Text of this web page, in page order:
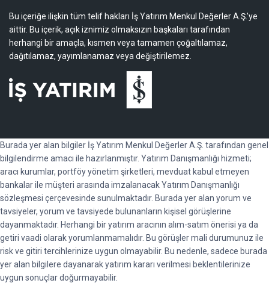
Bu içeriğe ilişkin tüm telif hakları İş Yatırım Menkul Değerler A.Ş.’ye
aittir. Bu içerik, açık iznimiz olmaksızın başkaları tarafından
herhangi bir amaçla, kısmen veya tamamen çoğaltılamaz,
dağıtılamaz, yayımlanamaz veya değiştirilemez.
Burada yer alan bilgiler İş Yatırım Menkul Değerler A.Ş. tarafından genel
bilgilendirme amacı ile hazırlanmıştır. Yatırım Danışmanlığı hizmeti;
aracı kurumlar, portföy yönetim şirketleri, mevduat kabul etmeyen
bankalar ile müşteri arasında imzalanacak Yatırım Danışmanlığı
sözleşmesi çerçevesinde sunulmaktadır. Burada yer alan yorum ve
tavsiyeler, yorum ve tavsiyede bulunanların kişisel görüşlerine
dayanmaktadır. Herhangi bir yatırım aracının alım-satım önerisi ya da
getiri vaadi olarak yorumlanmamalıdır. Bu görüşler mali durumunuz ile
risk ve gitiri tercihlerinize uygun olmayabilir. Bu nedenle, sadece burada
yer alan bilgilere dayanarak yatırım kararı verilmesi beklentilerinize
uygun sonuçlar doğurmayabilir.